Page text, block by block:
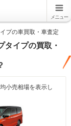
メニュー
プの車買取・車査定
タイプの買取・
小売相場を表示し